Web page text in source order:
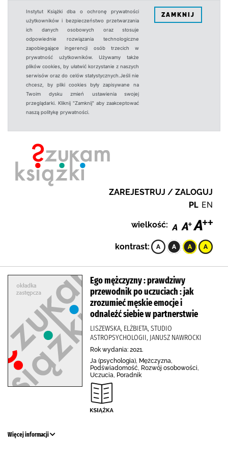
Instytut Książki dba o ochronę prywatności
użytkowników i bezpieczeństwo przetwarzania
ich danych osobowych oraz stosuje
odpowiednie rozwiązania technologiczne
zapobiegające ingerencji osób trzecich w
prywatność użytkowników. Używamy także
plików cookies, by ułatwić korzystanie z naszych
serwisów oraz do celów statystycznych.Jeśli nie
chcesz, by pliki cookies były zapisywane na
Twoim dysku zmień ustawienia swojej
przeglądarki. Kliknij "Zamknij" aby zaakceptować
naszą politykę prywatności.
ZAMKNIJ
ZAREJESTRUJ / ZALOGUJ
PL EN
wielkość:
kontrast:
Ego mężczyzny : prawdziwy
przewodnik po uczuciach : jak
zrozumieć męskie emocje i
odnaleźć siebie w partnerstwie
LISZEWSKA, ELŻBIETA, STUDIO
ASTROPSYCHOLOGII, JANUSZ NAWROCKI
Rok wydania: 2021.
Ja (psychologia), Mężczyzna,
Podświadomość, Rozwój osobowości,
Uczucia, Poradnik
Więcej informacji